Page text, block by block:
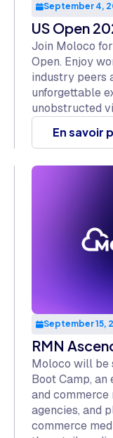
September 4,
US Open
Join Moloco
Open. Enjoy
industry peers
unforgettable
unobstructed
En savoir
September 15,
RMN
Moloco will be
Boot Camp,
and commerce
agencies, and
commerce